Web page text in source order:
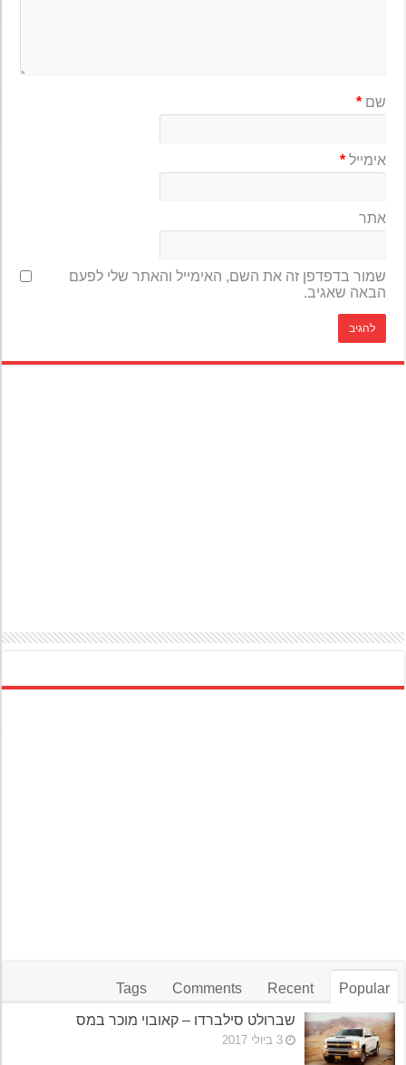
שם*
אימייל*
אתר
שמור בדפדפן זה את השם, האימייל והאתר שלי לפעם
הבאה שאגיב.
Popular
Recent
Comments
Tags
שברולט סילברדו – קאובוי מוכר במס
3 ביולי 2017